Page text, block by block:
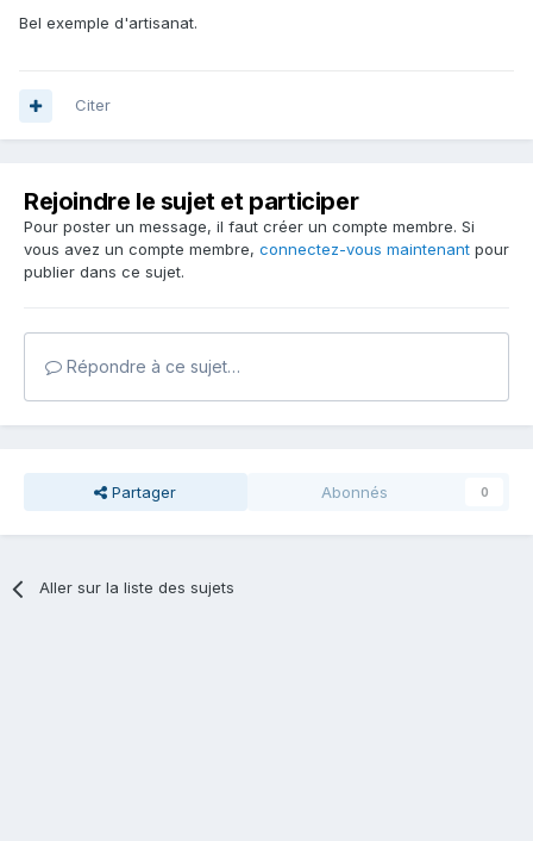
Bel exemple d'artisanat.
Citer
Rejoindre le sujet et participer
Pour poster un message, il faut créer un compte membre. Si
vous avez un compte membre, connectez-vous maintenant pour
publier dans ce sujet.
Répondre à ce sujet…
Partager Abonnés 0
Aller sur la liste des sujets